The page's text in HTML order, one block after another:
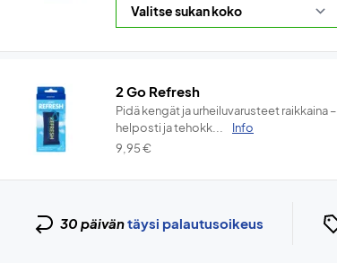
2 Go Refresh
Pidä kengät ja urheiluvarusteet raikkaina –
helposti ja tehokk...
Info
9,95€
30 päiväntäysi palautusoikeus